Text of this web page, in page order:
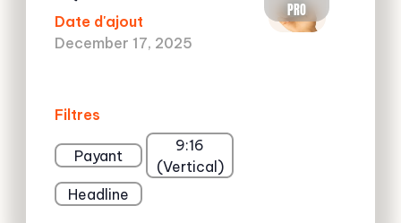
Date d'ajout
December 17, 2025
Filtres
Payant
9:16
(Vertical)
Headline
PRO